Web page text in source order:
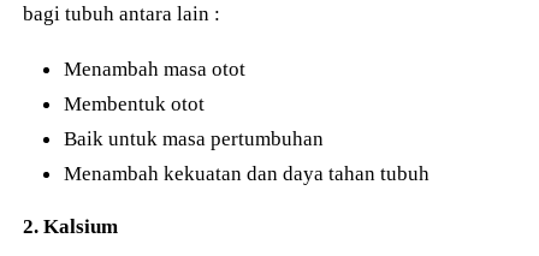
bagi tubuh antara lain :
Menambah masa otot
Membentuk otot
Baik untuk masa pertumbuhan
Menambah kekuatan dan daya tahan tubuh
2. Kalsium